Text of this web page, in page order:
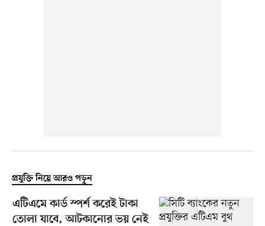
প্রযুক্তি নিয়ে আরও পড়ুন
এটিএমে কার্ড স্পর্শ করেই টাকা
তোলা যাবে, আটকানোর ভয় নেই